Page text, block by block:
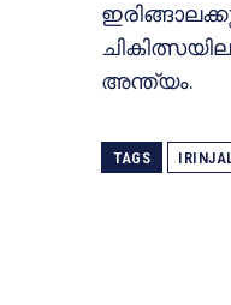
അന്ത്യം.
TAGS